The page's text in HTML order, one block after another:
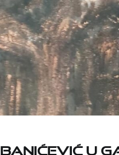
u